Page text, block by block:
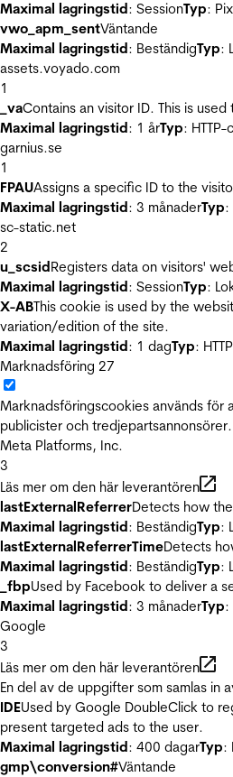
Maximal lagringstid: SessionTyp:
vwo_apm_sentVäntande
Maximal lagringstid: BeständigTyp:
assets.voyado.com
1
_vaContains an visitor ID. This is
Maximal lagringstid: 1 årTyp:
garnius.se
1
FPAUAssigns a specific ID to the
Maximal lagringstid: 3 månaderTyp:
sc-static.net
2
u_scsidRegisters data on visitors'
Maximal lagringstid: SessionTyp:
X-ABThis cookie is used by the
variation/edition of the site.
Maximal lagringstid: 1 dagTyp:
Marknadsföring 27
Marknadsföringscookies används för
publicister och tredjepartsannonsörer.
Meta Platforms, Inc.
3
Läs mer om den här leverantören
lastExternalReferrerDetects how
Maximal lagringstid: BeständigTyp:
lastExternalReferrerTimeDetects
Maximal lagringstid: BeständigTyp:
_fbpUsed by Facebook to deliver a
Maximal lagringstid: 3 månaderTyp:
Google
3
Läs mer om den här leverantören
En del av de uppgifter som samlas in
IDEUsed by Google DoubleClick to
present targeted ads to the user.
Maximal lagringstid: 400 dagarTyp:
gmp\conversion#Väntande